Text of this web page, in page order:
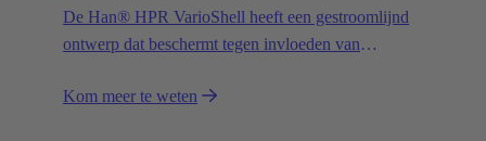
stroomvoorziening op treinen
De Han® HPR VarioShell heeft een gestroomlijnd
ontwerp dat beschermt tegen invloeden van
Bovendien garandeert de IP69-beschermingsgraad
Kom meer te weten